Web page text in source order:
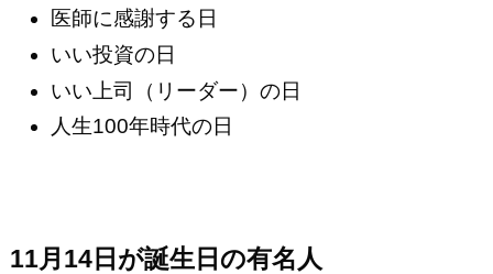
医師に感謝する日
いい投資の日
いい上司（リーダー）の日
人生100年時代の日
11月14日が誕生日の有名人